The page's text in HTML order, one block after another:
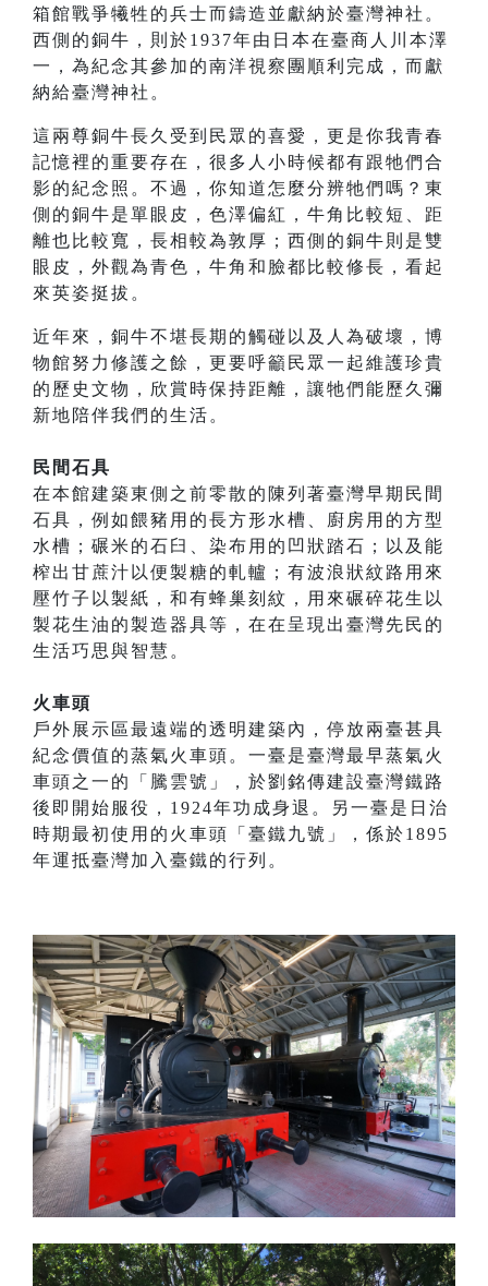
箱館戰爭犧牲的兵士而鑄造並獻納於臺灣神社。
西側的銅牛，則於1937年由日本在臺商人川本澤
一，為紀念其參加的南洋視察團順利完成，而獻
納給臺灣神社。
這兩尊銅牛長久受到民眾的喜愛，更是你我青春
記憶裡的重要存在，很多人小時候都有跟牠們合
影的紀念照。不過，你知道怎麼分辨牠們嗎？東
側的銅牛是單眼皮，色澤偏紅，牛角比較短、距
離也比較寬，長相較為敦厚；西側的銅牛則是雙
眼皮，外觀為青色，牛角和臉都比較修長，看起
來英姿挺拔。
近年來，銅牛不堪長期的觸碰以及人為破壞，博
物館努力修護之餘，更要呼籲民眾一起維護珍貴
的歷史文物，欣賞時保持距離，讓牠們能歷久彌
新地陪伴我們的生活。
民間石具
在本館建築東側之前零散的陳列著臺灣早期民間
石具，例如餵豬用的長方形水槽、廚房用的方型
水槽；碾米的石臼、染布用的凹狀踏石；以及能
榨出甘蔗汁以便製糖的軋轤；有波浪狀紋路用來
壓竹子以製紙，和有蜂巢刻紋，用來碾碎花生以
製花生油的製造器具等，在在呈現出臺灣先民的
生活巧思與智慧。
火車頭
戶外展示區最遠端的透明建築內，停放兩臺甚具
紀念價值的蒸氣火車頭。一臺是臺灣最早蒸氣火
車頭之一的「騰雲號」，於劉銘傳建設臺灣鐵路
後即開始服役，1924年功成身退。另一臺是日治
時期最初使用的火車頭「臺鐵九號」，係於1895
年運抵臺灣加入臺鐵的行列。